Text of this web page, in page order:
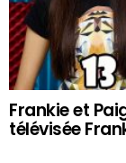
Frankie et
télévisée